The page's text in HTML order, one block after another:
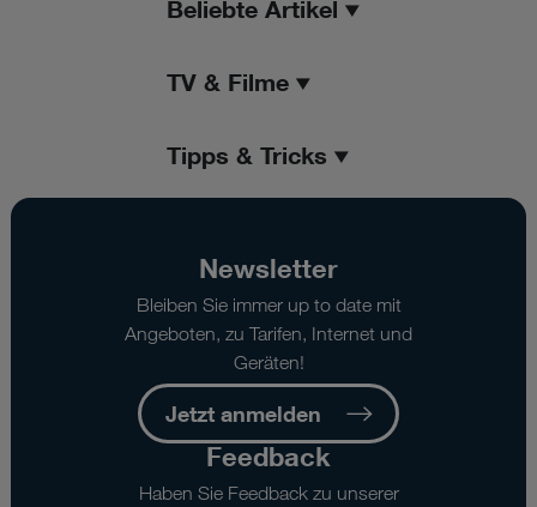
Beliebte Artikel
TV & Filme
Tipps & Tricks
Newsletter
Bleiben Sie immer up to date mit
Angeboten, zu Tarifen, Internet und
Geräten!
Jetzt anmelden
Feedback
Haben Sie Feedback zu unserer